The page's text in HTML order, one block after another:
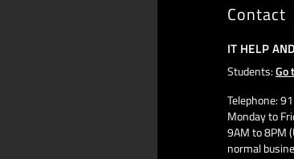
Contact
IT HELP
Students:Go
Telephone:
Monday to
9AM to 8PM
normal